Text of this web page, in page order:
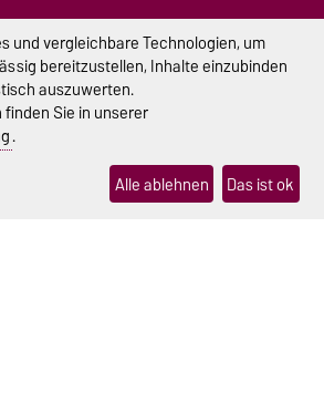
und vergleichbare Technologien, um
bereitzustellen, Inhalte einzubinden
auszuwerten.
Sie in unserer
.
Alle ablehnen Das ist ok